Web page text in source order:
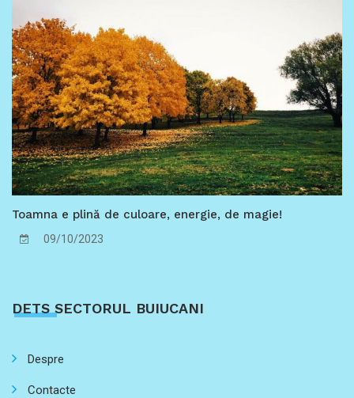
Toamna e plină de culoare, energie, de magie!
09/10/2023
DETS SECTORUL BUIUCANI
Despre
Contacte